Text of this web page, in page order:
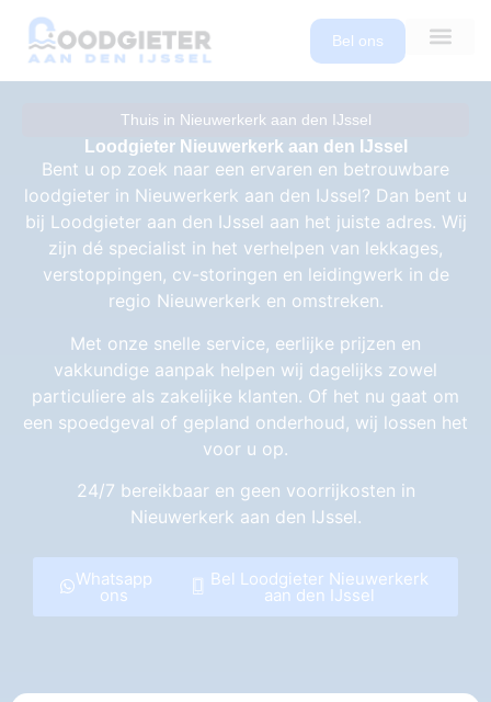
Bel ons
Thuis in Nieuwerkerk aan den IJssel
Loodgieter Nieuwerkerk aan den IJssel
Bent u op zoek naar een ervaren en betrouwbare
loodgieter in Nieuwerkerk aan den IJssel? Dan bent u
bij Loodgieter aan den IJssel aan het juiste adres. Wij
zijn dé specialist in het verhelpen van lekkages,
verstoppingen, cv-storingen en leidingwerk in de
regio Nieuwerkerk en omstreken.
Met onze snelle service, eerlijke prijzen en
vakkundige aanpak helpen wij dagelijks zowel
particuliere als zakelijke klanten. Of het nu gaat om
een spoedgeval of gepland onderhoud, wij lossen het
voor u op.
24/7 bereikbaar en geen voorrijkosten in
Nieuwerkerk aan den IJssel.
Whatsapp
ons
Bel Loodgieter Nieuwerkerk
aan den IJssel